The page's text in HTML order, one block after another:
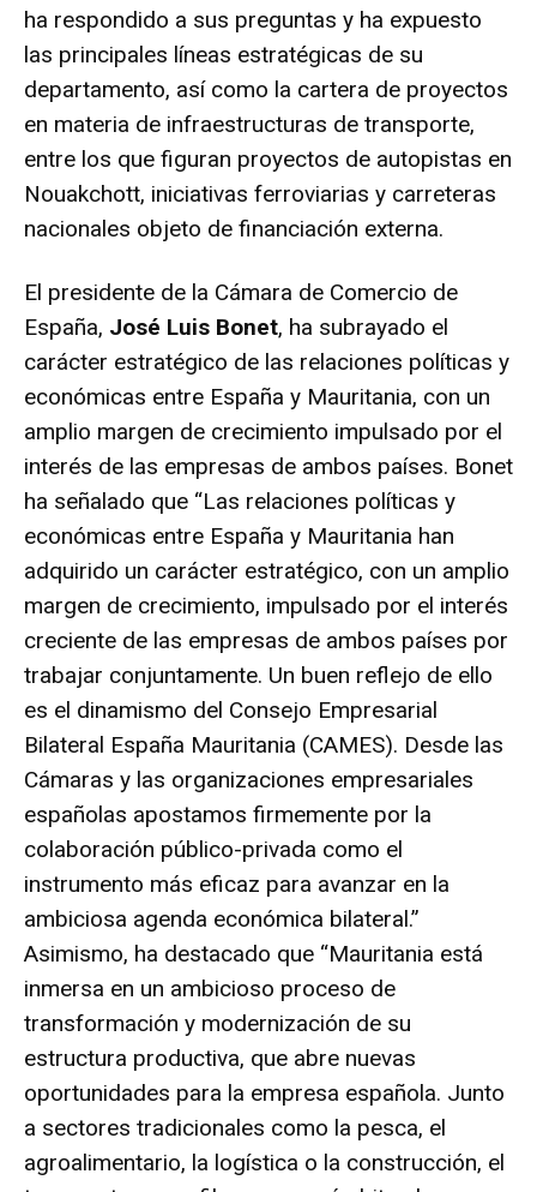
ha respondido a sus preguntas y ha expuesto
las principales líneas estratégicas de su
departamento, así como la cartera de proyectos
en materia de infraestructuras de transporte,
entre los que figuran proyectos de autopistas en
Nouakchott, iniciativas ferroviarias y carreteras
nacionales objeto de financiación externa.
El presidente de la Cámara de Comercio de
España, José Luis Bonet, ha subrayado el
carácter estratégico de las relaciones políticas y
económicas entre España y Mauritania, con un
amplio margen de crecimiento impulsado por el
interés de las empresas de ambos países. Bonet
ha señalado que “Las relaciones políticas y
económicas entre España y Mauritania han
adquirido un carácter estratégico, con un amplio
margen de crecimiento, impulsado por el interés
creciente de las empresas de ambos países por
trabajar conjuntamente. Un buen reflejo de ello
es el dinamismo del Consejo Empresarial
Bilateral España Mauritania (CAMES). Desde las
Cámaras y las organizaciones empresariales
españolas apostamos firmemente por la
colaboración público-privada como el
instrumento más eficaz para avanzar en la
ambiciosa agenda económica bilateral.”
Asimismo, ha destacado que “Mauritania está
inmersa en un ambicioso proceso de
transformación y modernización de su
estructura productiva, que abre nuevas
oportunidades para la empresa española. Junto
a sectores tradicionales como la pesca, el
agroalimentario, la logística o la construcción, el